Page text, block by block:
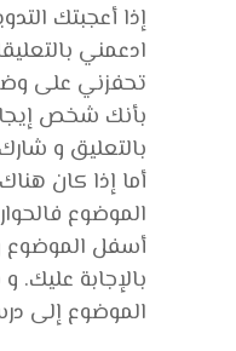
إذا أعجبتك
ادعمني
تحفزني على
بأنك شخص
بالتعليق و
أما إذا كان
الموضوع
أسفل
بالإجابة
الموضوع إلى